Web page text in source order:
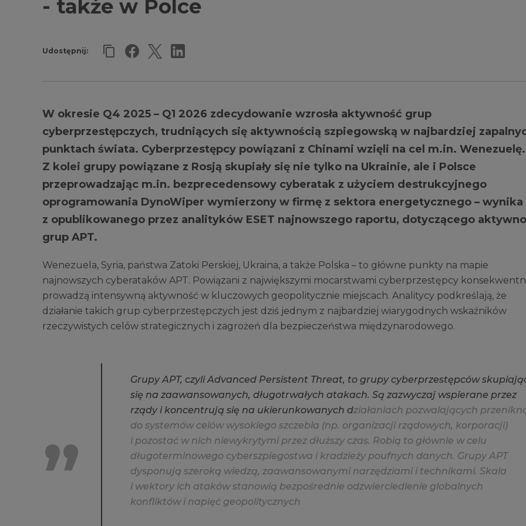
- także w Polce
Udostępnij:
W okresie Q4 2025 – Q1 2026 zdecydowanie wzrosła aktywność grup
cyberprzestępczych, trudniących się aktywnością szpiegowską w najbardziej
punktach świata. Cyberprzestępcy powiązani z Chinami wzięli na cel m.in. Wenezuelę.
Z kolei grupy powiązane z Rosją skupiały się nie tylko na Ukrainie, ale i Polsce
przeprowadzając m.in. bezprecedensowy cyberatak z użyciem destrukcyjnego
oprogramowania DynoWiper wymierzony w firmę z sektora energetycznego – wynika
z opublikowanego przez analityków ESET najnowszego raportu, dotyczącego
grup APT.
Wenezuela, Syria, państwa Zatoki Perskiej, Ukraina, a także Polska – to główne punkty na mapie
najnowszych cyberataków APT. Powiązani z największymi mocarstwami cyberprzestępcy
prowadzą intensywną aktywność w kluczowych geopolitycznie miejscach. Analitycy podkreślają, że
działanie takich grup cyberprzestępczych jest dziś jednym z najbardziej wiarygodnych wskaźników
rzeczywistych celów strategicznych i zagrożeń dla bezpieczeństwa międzynarodowego.
Grupy APT, czyli Advanced Persistent Threat, to grupy cyberprzestępców skupiają
się na zaawansowanych, długotrwałych atakach. Są zazwyczaj wspierane przez
rządy i koncentrują się na ukierunkowanych działaniach pozwalających przenikn
do systemów celów wysokiego szczebla (np. organizacji rządowych, korporacji)
i pozostać w nich niewykrytymi przez dłuższy czas. Robią to głównie w celu
długoterminowego cyberszpiegostwa i kradzieży poufnych danych. Grupy APT
dysponują szeroką wiedzą, zaawansowanymi narzędziami i technikami. Skala
i wektory ich ataków stanowią bezpośrednie odzwierciedlenie globalnych
konfiktów i napięć geopolitycznych